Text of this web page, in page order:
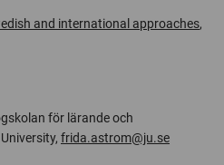
and international approaches,
för lärande och
frida.astrom@ju.se